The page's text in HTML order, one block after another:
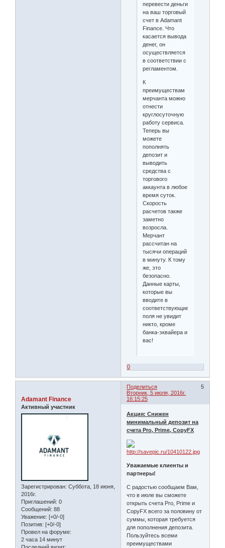
перевести деньги
на ваш торговый
счет в Adamant
Finance. Что
касается вывода
денег, он
осуществляется
в соответствии с
регламентом.
К
преимуществам
мерчанта можно
отнести
круглосуточную
работу сервиса.
Теперь вы
можете
пополнять
депозит и
выводить
средства с
торгового
аккаунта в любое
время суток.
Скорость
расчетов также
заметно
возросла.
Мерчант
рассчитан на
тысячи операций
в минуту. К тому
же, это
безопасно.
Данные карты,
которые вы
вводите в
соответствующие
поля не увидит
никто, кроме
банка-эквайера и
вас!
0
Поделиться
5
Вторник, 5 июля, 2016г.
16:15:25
Adamant Finance
Активный участник
Зарегистрирован: Суббота, 18 июня,
2016г.
Приглашений: 0
Сообщений: 88
Уважение: [+0/-0]
Позитив: [+0/-0]
Провел на форуме:
2 часа 14 минут
Акция: Снижен
минимальный депозит на
счета Pro, Prime, CopyFX
Уважаемые клиенты и
партнеры!
С радостью сообщаем Вам,
что в июле вы сможете
открыть счета Pro, Prime и
CopyFX всего за половину от
суммы, которая требуется
для пополнения депозита.
Пользуйтесь всеми
преимуществами